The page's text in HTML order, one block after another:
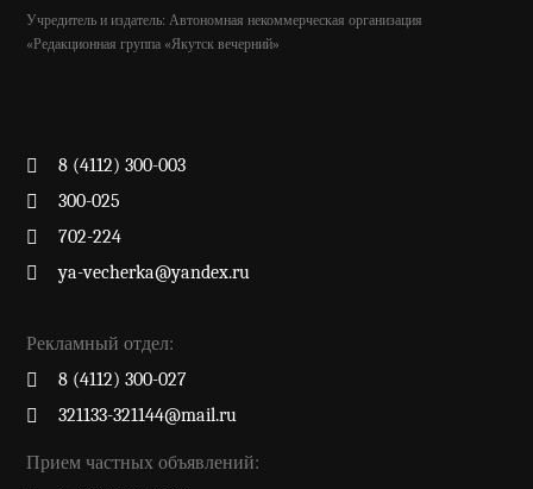
Учредитель и издатель: Автономная некоммерческая организация
«Редакционная группа «Якутск вечерний»
8 (4112) 300-003
300-025
702-224
ya-vecherka@yandex.ru
Рекламный отдел:
8 (4112) 300-027
321133-321144@mail.ru
Прием частных объявлений: